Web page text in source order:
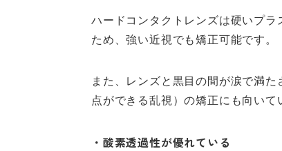
ハードコンタクトレンズは硬いプ
ため、強い近視でも矯正可能です。
また、レンズと黒目の間が涙で満
点ができる乱視）の矯正にも向いて
・酸素透過性が優れている